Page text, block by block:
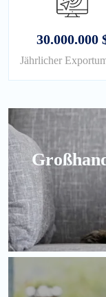
30.000.000
Jährlicher